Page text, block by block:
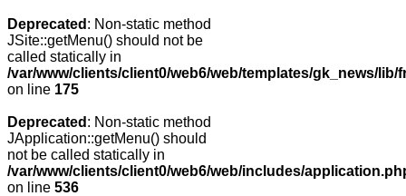
Deprecated : Non-static method
JSite::getMenu() should not be
called statically in
/var/www/clients/client0/web6/web/templates/gk_news/
on line 175
Deprecated : Non-static method
JApplication::getMenu() should
not be called statically in
/var/www/clients/client0/web6/web/includes/
on line 536